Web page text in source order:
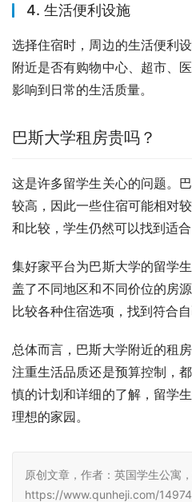
4. 生活便利设施
选择住宿时，周边的生活便利
附近是否有购物中心、超市、
影响到日常的生活质量。
巴斯大学租房贵吗？
这是许多留学生关心的问题。
较高，因此一些住宿可能相对
和比较，学生仍然可以找到适合
集好家平台为巴斯大学的留学
盖了不同地区和不同价位的房
比较各种住宿选项，找到符合自
总体而言，巴斯大学附近的租
注重生活品质还是预算控制，
慎的计划和详细的了解，留学
理想的家园。
原创文章，作者：英国学生公寓
https://www.qunheji.com/